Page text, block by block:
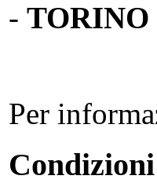
- TORINO
Per